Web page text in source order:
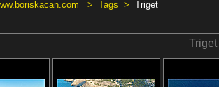
> Tags > Triget
Triget